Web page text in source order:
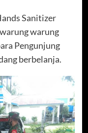
Sanitizer
warung
Pengunjung
berbelanja.